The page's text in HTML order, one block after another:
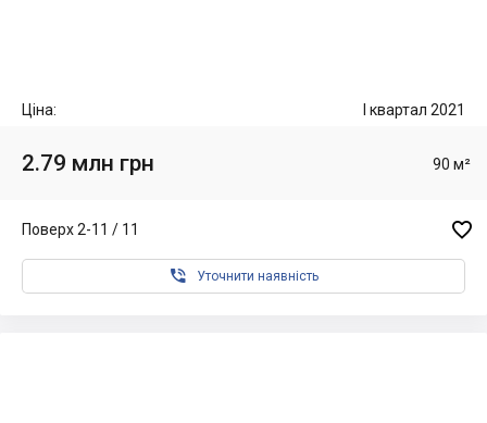
Ціна: I квартал 2021
2.79 млн грн 90 м²
Поверх 2-11 / 11 
 Уточнити наявність